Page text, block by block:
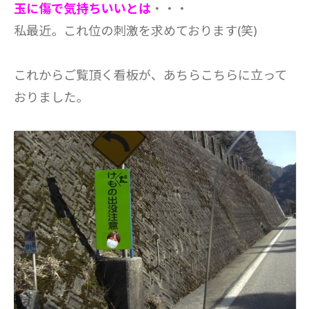
玉に傷で気持ちいいとは ・・・
私最近。これ位の刺激を求めております(笑)
これからご覧頂く看板が、あちらこちらに立って
おりました。